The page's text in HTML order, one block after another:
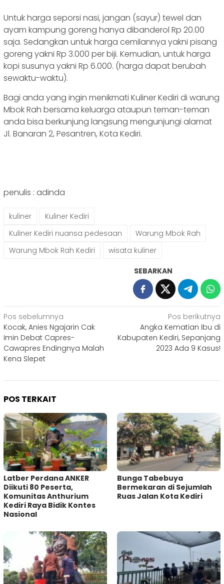
Untuk harga seporsi nasi, jangan (sayur) tewel dan
ayam kampung goreng hanya dibanderol Rp 20.00
saja. Sedangkan untuk harga cemilannya yakni pisang
goreng yakni Rp 3.000 per biji. Kemudian, untuk harga
kopi susunya yakni Rp 6.000. (harga dapat berubah
sewaktu-waktu).
Bagi anda yang ingin menikmati Kuliner Kediri di warung
Mbok Rah bersama keluarga ataupun teman-teman
anda bisa berkunjung langsung mengunjungi alamat
Jl. Banaran 2, Pesantren, Kota Kediri.
penulis : adinda
kuliner
Kuliner Kediri
Kuliner Kediri nuansa pedesaan
Warung Mbok Rah
Warung Mbok Rah Kediri
wisata kuliner
SEBARKAN
Navigasi
pos
Pos sebelumnya
Kocak, Anies Ngajarin Cak
Imin Debat Capres-
Cawapres Endingnya Malah
Kena Slepet
Pos berikutnya
Angka Kematian Ibu di
Kabupaten Kediri, Sepanjang
2023 Ada 9 Kasus!
POS TERKAIT
‎Latber Perdana ANKER
Diikuti 80 Peserta,
Komunitas Anthurium
Kediri Raya Bidik Kontes
Nasional
Bunga Tabebuya
Bermekaran di Sejumlah
Ruas Jalan Kota Kediri